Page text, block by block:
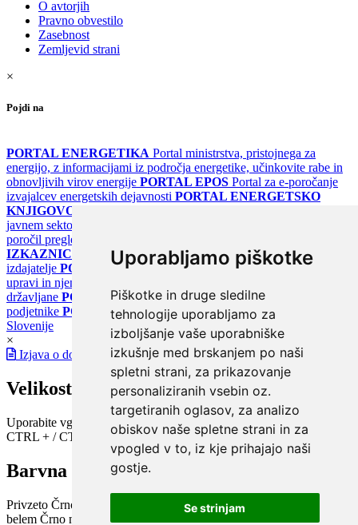
Uporabljamo piškotke
Piškotke in druge sledilne
tehnologije uporabljamo za
izboljšanje vaše uporabniške
izkušnje med brskanjem po naši
spletni strani, za prikazovanje
personaliziranih vsebin oz.
targetiranih oglasov, za analizo
obiskov naše spletne strani in za
vpogled v to, iz kje prihajajo naši
gostje.
Se strinjam
O avtorjih
Pravno obvestilo
Zasebnost
Zemljevid strani
×
Pojdi na
PORTAL ENERGETIKA Portal ministrstva, pristojnega za
energijo, z informacijami iz področja energetike, učinkovite rabe in
obnovljivih virov energije PORTAL EPOS Portal za e-poročanje
izvajalcev energetskih dejavnosti PORTAL ENERGETSKO
KNJIGOVODSTVO
javnem sektorju
poročil pregledov klimatskih sistemov
IZKAZNICE
Register energetskih izkaznic - za izdelovalce in
izdajatelje PORTAL GOV.SI Osrednje spletno mesto o državni
upravi in njenih storitvah
državljane PORTAL SPOT Državni portal za podjetja in
podjetnike PORTAL OPSI Državni portal odprtih podatkov
Slovenije
×
Izjava o dostopnosti
Velikost pisave
Uporabite vgrajeno funkcijo brskalnika
CTRL + / CTRL -
Barvna shema
Privzeto Črno na belem Belo na črnem Črno na bež
belem Črno na zelenem Modro na rumenem